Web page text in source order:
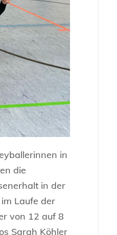
in
die
in der
Laufe der
von 12 auf 8
Sarah Köhler